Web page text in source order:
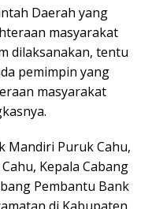
Daerah yang
masyarakat
dilaksanakan, tentu
pemimpin yang
masyarakat
Mandiri Puruk Cahu,
Kepala Cabang
Pembantu Bank